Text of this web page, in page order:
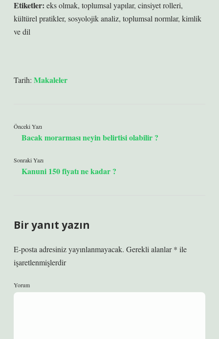
Etiketler: eks olmak, toplumsal yapılar, cinsiyet rolleri,
kültürel pratikler, sosyolojik analiz, toplumsal normlar, kimlik
ve dil
Tarih: Makaleler
Önceki Yazı
Bacak morarması neyin belirtisi olabilir ?
Sonraki Yazı
Kanuni 150 fiyatı ne kadar ?
Bir yanıt yazın
E-posta adresiniz yayınlanmayacak. Gerekli alanlar* ile
işaretlenmişlerdir
Yorum